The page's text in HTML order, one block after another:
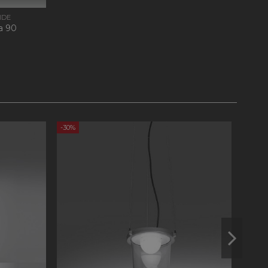
90
-30%
dei siti.
e
e viene utilizzato
Analytics,
la frequenza
alto traffico.
per mantenere lo